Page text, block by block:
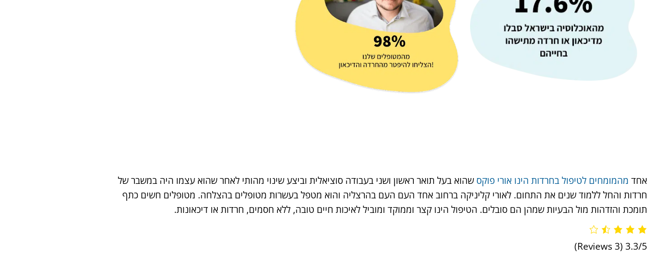
אחד מהמומחים לטיפול בחרדות הינו אורי פוקס שהוא בעל תואר ראשון ושני בעבודה סוציאלית וביצע שינוי מהותי לאחר שהוא עצמו היה במשבר של
חרדות והחל ללמוד שנים את התחום. לאורי קליניקה ברחוב אחד העם העם בהרצליה והוא מטפל בעשרות מטופלים בהצלחה. מטופלים חשים כתף
תומכת והזדהות מול הבעיות שמהן הם סובלים. הטיפול הינו קצר וממוקד ומוביל לאיכות חיים טובה, ללא חסמים, חרדות או דיכאונות.
3.3/5
(3 Reviews)